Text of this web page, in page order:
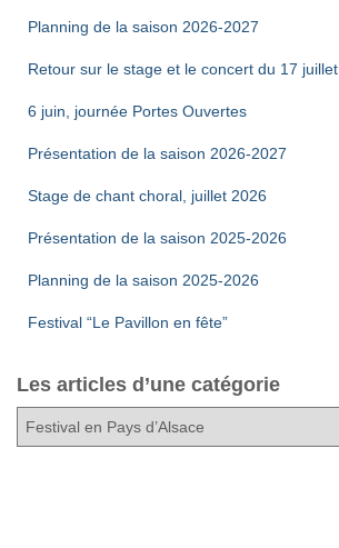
Planning de la saison 2026-2027
Retour sur le stage et le concert du 17 juillet
6 juin, journée Portes Ouvertes
Présentation de la saison 2026-2027
Stage de chant choral, juillet 2026
Présentation de la saison 2025-2026
Planning de la saison 2025-2026
Festival “Le Pavillon en fête”
Les articles d’une catégorie